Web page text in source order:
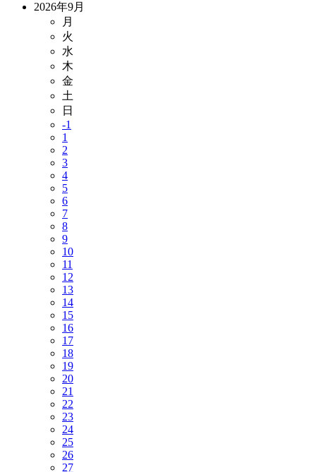
2026年9月
月
火
水
木
金
土
日
-1
1
2
3
4
5
6
7
8
9
10
11
12
13
14
15
16
17
18
19
20
21
22
23
24
25
26
27